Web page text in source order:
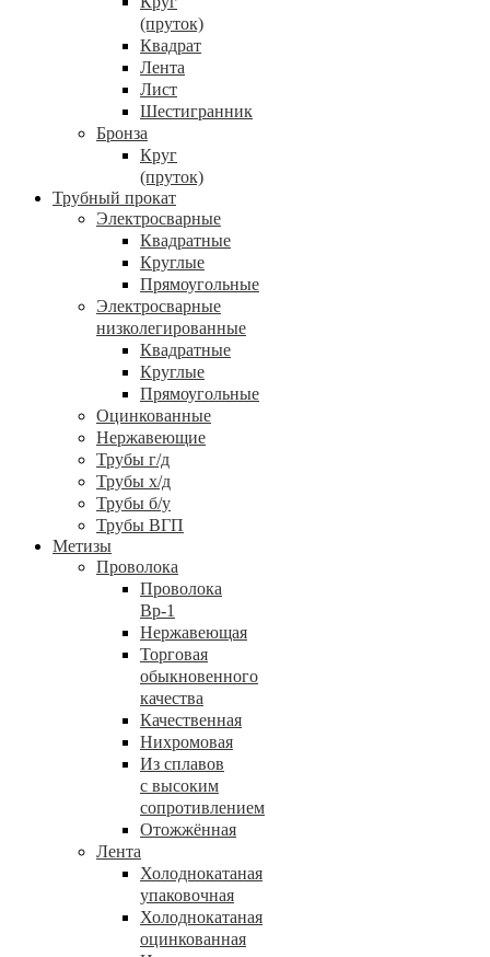
(пруток)
Квадрат
Лента
Лист
Шестигранник
Бронза
Круг
(пруток)
Трубный прокат
Электросварные
Квадратные
Круглые
Прямоугольные
Электросварные
низколегированные
Квадратные
Круглые
Прямоугольные
Оцинкованные
Нержавеющие
Трубы г/д
Трубы х/д
Трубы б/у
Трубы ВГП
Метизы
Проволока
Проволока
Вр-1
Нержавеющая
Торговая
обыкновенного
качества
Качественная
Нихромовая
Из сплавов
с высоким
сопротивлением
Отожжённая
Лента
Холоднокатаная
упаковочная
Холоднокатаная
оцинкованная